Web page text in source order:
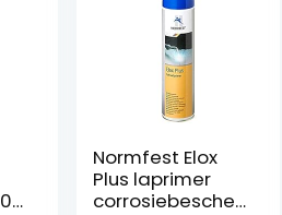
Normfest Elox
Plus laprimer
corrosiebescher